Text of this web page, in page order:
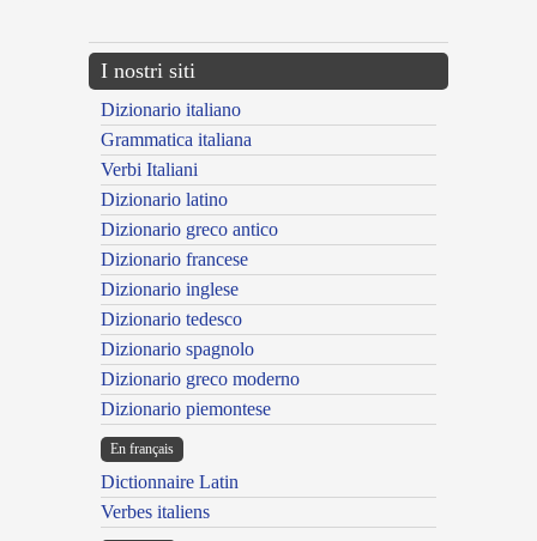
I nostri siti
Dizionario italiano
Grammatica italiana
Verbi Italiani
Dizionario latino
Dizionario greco antico
Dizionario francese
Dizionario inglese
Dizionario tedesco
Dizionario spagnolo
Dizionario greco moderno
Dizionario piemontese
En français
Dictionnaire Latin
Verbes italiens